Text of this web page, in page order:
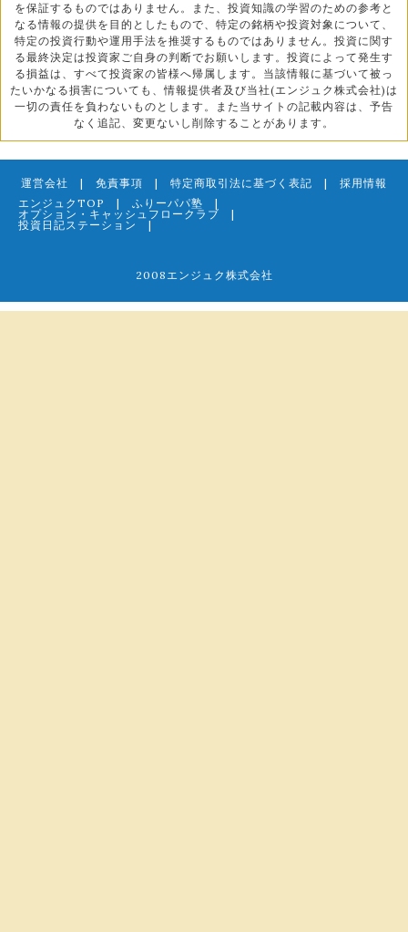
を保証するものではありません。また、投資知識の学習のための参考と
なる情報の提供を目的としたもので、特定の銘柄や投資対象について、
特定の投資行動や運用手法を推奨するものではありません。投資に関す
る最終決定は投資家ご自身の判断でお願いします。投資によって発生す
る損益は、すべて投資家の皆様へ帰属します。当該情報に基づいて被っ
たいかなる損害についても、情報提供者及び当社(エンジュク株式会社)は
一切の責任を負わないものとします。また当サイトの記載内容は、予告
なく追記、変更ないし削除することがあります。
運営会社 | 免責事項 | 特定商取引法に基づく表記 | 採用情報
エンジュクTOP
| ふりーパパ塾 |
オプション・キャッシュフロークラブ |
投資日記ステーション
|
2008エンジュク株式会社